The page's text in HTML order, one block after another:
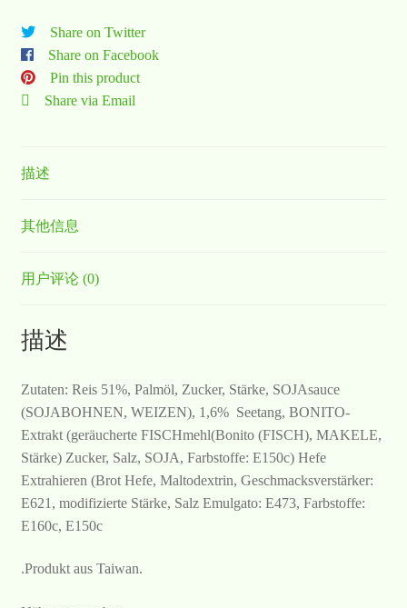
Share on Twitter
Share on Facebook
Pin this product
Share via Email
描述
其他信息
用户评论 (0)
描述
Zutaten: Reis 51%, Palmöl, Zucker, Stärke, SOJAsauce
(SOJABOHNEN, WEIZEN), 1,6% Seetang, BONITO-
Extrakt (geräucherte FISCHmehl(Bonito (FISCH), MAKELE,
Stärke) Zucker, Salz, SOJA, Farbstoffe: E150c) Hefe
Extrahieren (Brot Hefe, Maltodextrin, Geschmacksverstärker:
E621, modifizierte Stärke, Salz Emulgato: E473, Farbstoffe:
E160c, E150c
.Produkt aus Taiwan.